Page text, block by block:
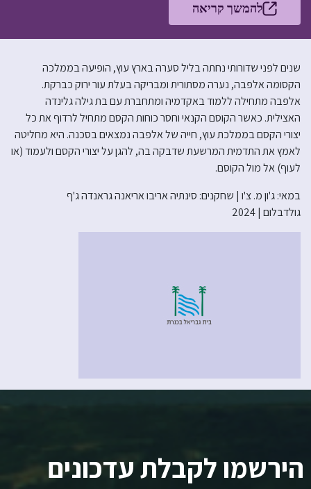
להמשך קריאה
שנים לפני שדורותי נחתה בליל סערה בארץ עוץ, הופיעה בממלכה
הקסומה אלפבה, נערה מסתורית ומבריקה בעלת עור ירוק כברקת.
אלפבה מתחילה ללמוד באקדמיה ומתחברת עם בת גילה גלינדה
האצילית. כאשר הקוסם הקנאי וחסר כוחות הקסם מתחיל לרדוף את כל
יצורי הקסם בממלכת עוץ, חייה של אלפבה נמצאים בסכנה. היא מחליטה
לאמץ את התדמית המרשעת שדבקה בה, להגן על יצורי הקסם ולעמוד (או
לעוף) אל מול הקוסם.
במאי: ג'ון מ. צ'ו | שחקנים: סינתיה אריבו אריאנה גראנדה ג'ף
גולדבלום | 2024
הירשמו לקבלת עדכונים